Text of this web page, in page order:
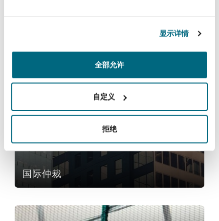
显示详情
全部允许
自定义
拒绝
Specialty
哥华
盛顿
尼克
卡斯尔
服务
国际仲裁
全球追偿